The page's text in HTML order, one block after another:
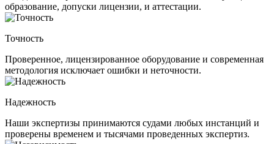
образование, допуски лицензии, и аттестации.
Точность
Проверенное, лицензированное оборудование и современная
методология исключает ошибки и неточности.
Надежность
Наши экспертизы принимаются судами любых инстанций и
проверены временем и тысячами проведенных экспертиз.